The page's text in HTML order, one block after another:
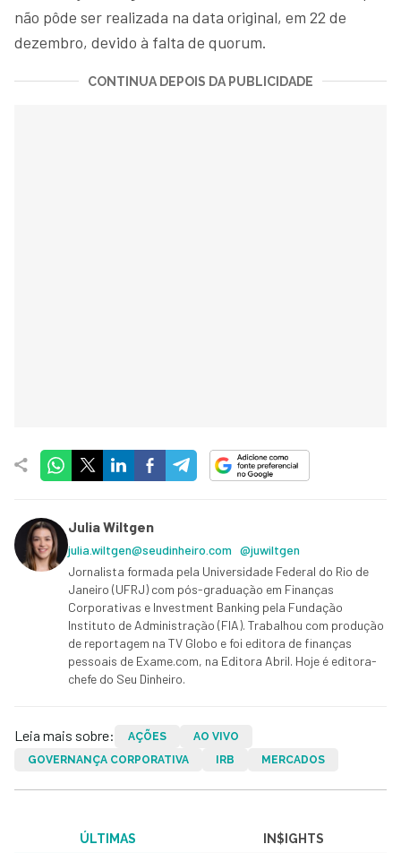
não pôde ser realizada na data original, em 22 de
dezembro, devido à falta de quorum.
CONTINUA DEPOIS DA PUBLICIDADE
Julia Wiltgen
julia.wiltgen@seudinheiro.com @juwiltgen
Jornalista formada pela Universidade Federal do Rio de
Janeiro (UFRJ) com pós-graduação em Finanças
Corporativas e Investment Banking pela Fundação
Instituto de Administração (FIA). Trabalhou com produção
de reportagem na TV Globo e foi editora de finanças
pessoais de Exame.com, na Editora Abril. Hoje é editora-
chefe do Seu Dinheiro.
Leia mais sobre: AÇÕES
AO VIVO
GOVERNANÇA CORPORATIVA
IRB MERCADOS
ÚLTIMAS IN$IGHTS